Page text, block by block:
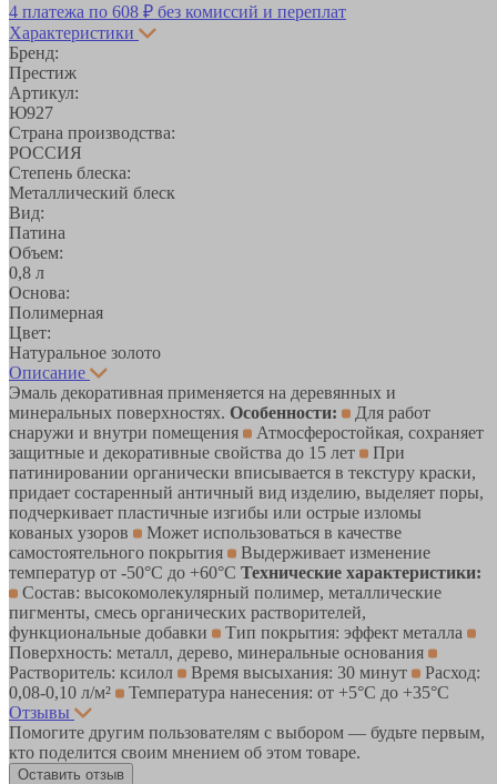
4 платежа по 608 ₽ без комиссий и переплат
Характеристики
Бренд:
Престиж
Артикул:
Ю927
Страна производства:
РОССИЯ
Степень блеска:
Металлический блеск
Вид:
Патина
Объем:
0,8 л
Основа:
Полимерная
Цвет:
Натуральное золото
Описание
Эмаль декоративная применяется на деревянных и
минеральных поверхностях. Особенности:
Для работ
снаружи и внутри помещения
Атмосферостойкая, сохраняет
защитные и декоративные свойства до 15 лет
При
патинировании органически вписывается в текстуру краски,
придает состаренный античный вид изделию, выделяет поры,
подчеркивает пластичные изгибы или острые изломы
кованых узоров
Может использоваться в качестве
самостоятельного покрытия
Выдерживает изменение
температур от -50°С до +60°С Технические характеристики:
Состав: высокомолекулярный полимер, металлические
пигменты, смесь органических растворителей,
функциональные добавки
Тип покрытия: эффект металла
Поверхность: металл, дерево, минеральные основания
Растворитель: ксилол
Время высыхания: 30 минут
Расход:
0,08-0,10 л/м²
Температура нанесения: от +5°С до +35°С
Отзывы
Помогите другим пользователям с выбором — будьте первым,
кто поделится своим мнением об этом товаре.
Оставить отзыв